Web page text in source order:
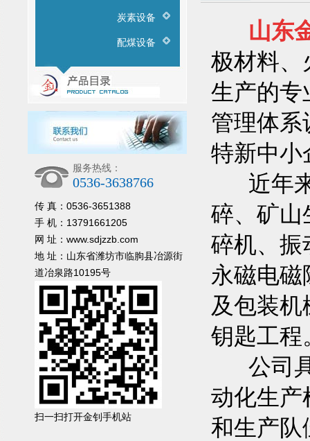
炭素设备
配煤设备
服务热线：
0536-3638766
传 真：0536-3651388
手 机：13791661205
网 址：www.sdjzzb.com
地 址：山东省潍坊市临朐县冶源街
道冶泉路10195号
扫一扫打开金钊手机站
山东
极材料、
生产的专
管理体系
特新中小
近年
碎、矿山
碎机、振
永磁电
及包装
钥匙工程
公司具
动化生产
和生产队